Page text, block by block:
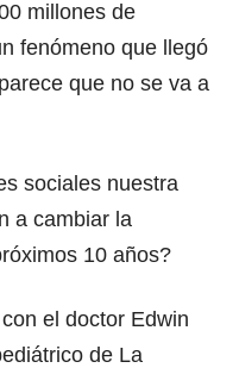
millones de
fenómeno que llegó
que no se va a
sociales nuestra
a cambiar la
10 años?
el doctor Edwin
de La